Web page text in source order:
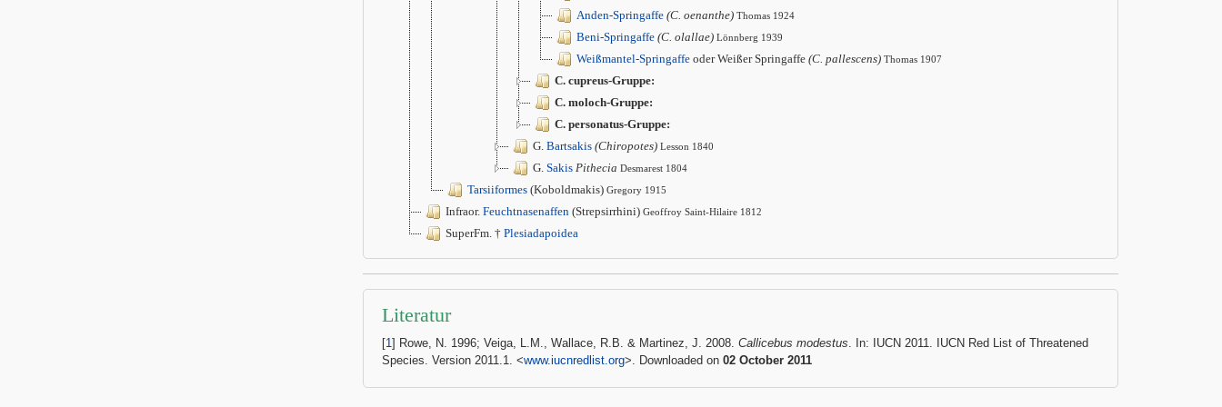
Anden-Springaffe (C. oenanthe) Thomas 1924
Beni-Springaffe (C. olallae) Lönnberg 1939
Weißmantel-Springaffe oder Weißer Springaffe (C. pallescens) Thomas 1907
C. cupreus-Gruppe:
C. moloch-Gruppe:
C. personatus-Gruppe:
G. Bartsakis (Chiropotes) Lesson 1840
G. Sakis Pithecia Desmarest 1804
Tarsiiformes (Koboldmakis) Gregory 1915
Infraor. Feuchtnasenaffen (Strepsirrhini) Geoffroy Saint-Hilaire 1812
SuperFm. † Plesiadapoidea
Literatur
[1] Rowe, N. 1996; Veiga, L.M., Wallace, R.B. & Martinez, J. 2008. Callicebus modestus. In: IUCN 2011. IUCN Red List of Threatened
Species. Version 2011.1. <www.iucnredlist.org>. Downloaded on 02 October 2011